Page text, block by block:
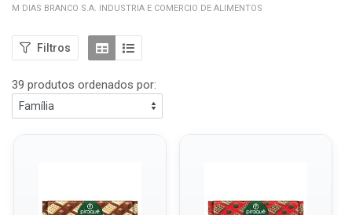
M DIAS BRANCO S.A. INDUSTRIA E COMERCIO DE ALIMENTOS
Filtros
39 produtos ordenados por: